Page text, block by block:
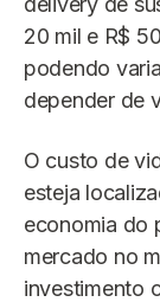
20 mil e R$
podendo
depender de
O custo de
esteja
economia do
mercado no
investimento